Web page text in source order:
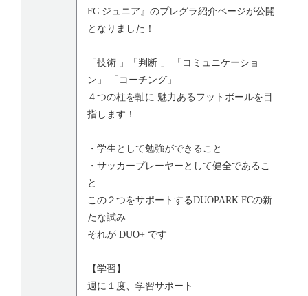
FC ジュニア』のプレグラ紹介ページが公開
となりました！
「技術 」「判断 」 「コミュニケーショ
ン」 「コーチング」
４つの柱を軸に 魅力あるフットボールを目
指します！
・学生として勉強ができること
・サッカープレーヤーとして健全であるこ
と
この２つをサポートするDUOPARK FCの新
たな試み
それが DUO+ です
【学習】
週に１度、学習サポート